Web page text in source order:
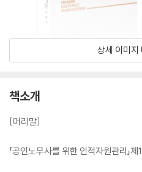
상세 이미지
책소개
[머리말]
「공인노무사를 위한 인적자원관리」